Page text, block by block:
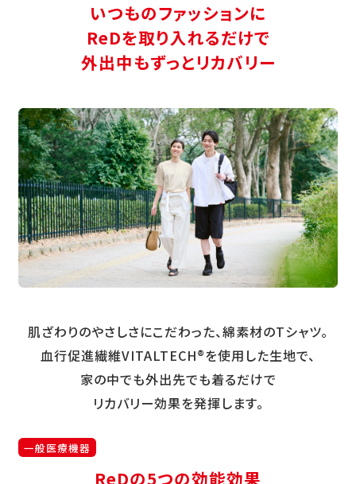
いつものファッションに
ReDを取り入れるだけで
外出中もずっとリカバリー
肌ざわりのやさしさにこだわった、綿素材のTシャツ。
血行促進繊維VITALTECH®を使用した生地で、
家の中でも外出先でも着るだけで
リカバリー効果を発揮します。
一般医療機器
ReDの5つの効能効果